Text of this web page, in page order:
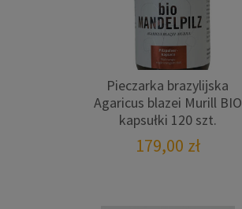
Pieczarka brazylijska
Agaricus blazei Murill BIO
kapsułki 120 szt.
179,00 zł